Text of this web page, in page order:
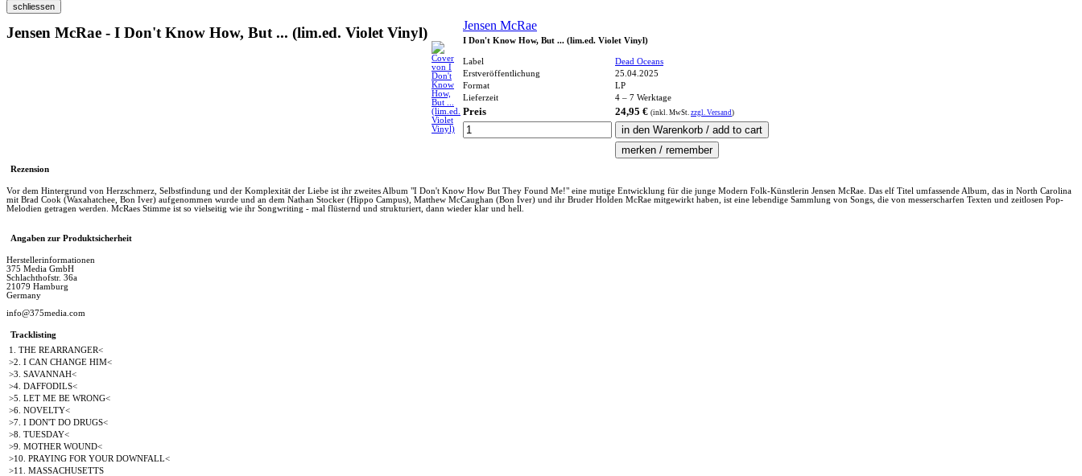
Jensen McRae - I Don't Know How, But ... (lim.ed. Violet Vinyl) Jensen McRae
I Don't Know How, But ... (lim.ed. Violet Vinyl)
Label
Dead Oceans
Erstveröffentlichung
25.04.2025
Format
LP
Lieferzeit
4 – 7 Werktage
Preis 24,95 € (inkl. MwSt. zzgl. Versand)
Rezension
Vor dem Hintergrund von Herzschmerz, Selbstfindung und der Komplexität der Liebe ist ihr zweites Album "I Don't Know How But They Found Me!" eine mutige Entwicklung für die junge Modern Folk-Künstlerin Jensen McRae. Das elf Titel umfassende Album, das in North Carolina
mit Brad Cook (Waxahatchee, Bon Iver) aufgenommen wurde und an dem Nathan Stocker (Hippo Campus), Matthew McCaughan (Bon Iver) und ihr Bruder Holden McRae mitgewirkt haben, ist eine lebendige Sammlung von Songs, die von messerscharfen Texten und zeitlosen Pop-
Melodien getragen werden. McRaes Stimme ist so vielseitig wie ihr Songwriting - mal flüsternd und strukturiert, dann wieder klar und hell.
Angaben zur Produktsicherheit
Herstellerinformationen
375 Media GmbH
Schlachthofstr. 36a
21079 Hamburg
Germany
info@375media.com
Tracklisting
1. THE REARRANGER<
>2. I CAN CHANGE HIM<
>3. SAVANNAH<
>4. DAFFODILS<
>5. LET ME BE WRONG<
>6. NOVELTY<
>7. I DON'T DO DRUGS<
>8. TUESDAY<
>9. MOTHER WOUND<
>10. PRAYING FOR YOUR DOWNFALL<
>11. MASSACHUSETTS